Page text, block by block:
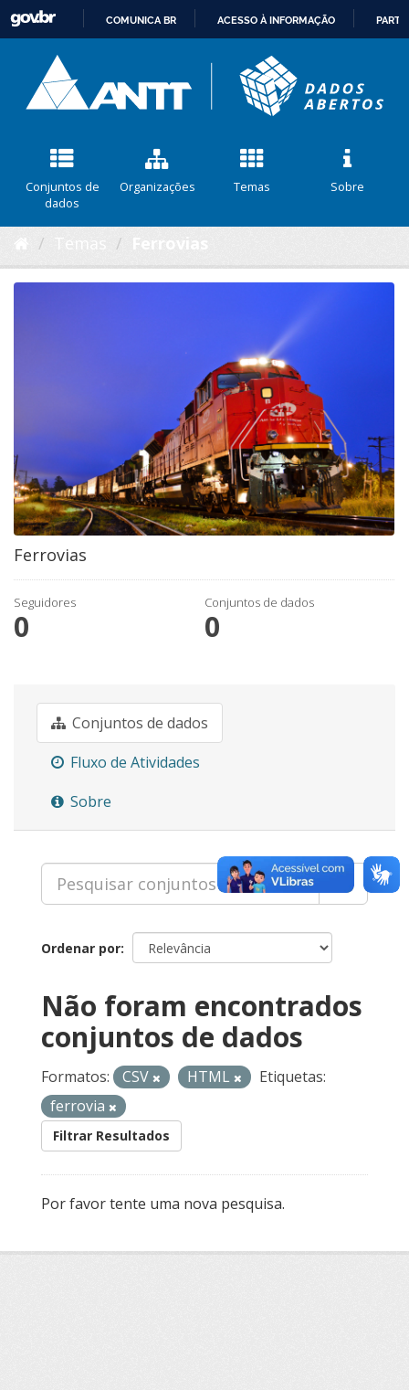
CONTEÚDO
COMUNICA BR ACESSO À INFORMAÇÃO
Conjuntos de
dados
Organizações Temas Sobre
Ferrovias
Seguidores
0
Conjuntos de dados
0
Conjuntos de dados
Fluxo de Atividades
Sobre
Ordenar por
Não foram encontrados
conjuntos de dados
Formatos: CSV HTML
Etiquetas:
ferrovia
Filtrar Resultados
Por favor tente uma nova pesquisa.